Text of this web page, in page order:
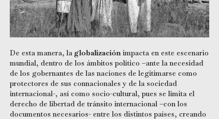
De esta manera, la globalización impacta en este escenario
mundial, dentro de los ámbitos político –ante la necesidad
de los gobernantes de las naciones de legitimarse como
protectores de sus connacionales y de la sociedad
internacional-, así como socio-cultural, pues se limita el
derecho de libertad de tránsito internacional –con los
documentos necesarios- entre los distintos países, creando